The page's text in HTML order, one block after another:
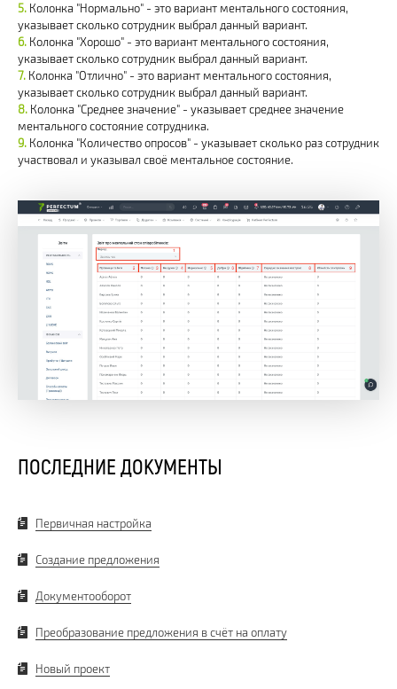
Колонка "Нормально" - это вариант ментального состояния,
указывает сколько сотрудник выбрал данный вариант.
Колонка "Хорошо" - это вариант ментального состояния,
указывает сколько сотрудник выбрал данный вариант.
Колонка "Отлично" - это вариант ментального состояния,
указывает сколько сотрудник выбрал данный вариант.
Колонка "Среднее значение" - указывает среднее значение
ментального состояние сотрудника.
Колонка "Количество опросов" - указывает сколько раз сотрудник
участвовал и указывал своё ментальное состояние.
ПОСЛЕДНИЕ ДОКУМЕНТЫ
Первичная настройка
Создание предложения
Документооборот
Преобразование предложения в счёт на оплату
Новый проект